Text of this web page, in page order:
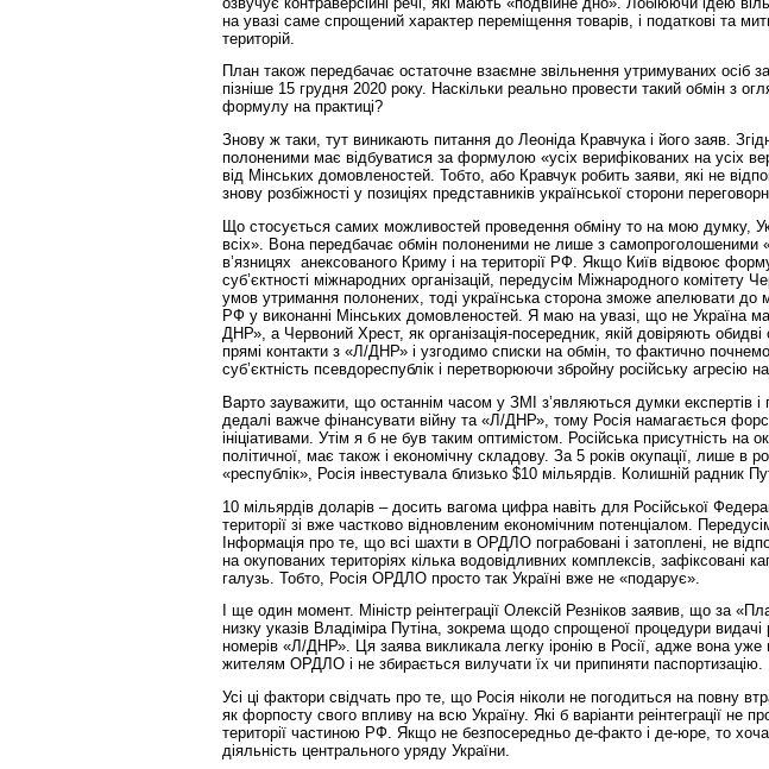
на увазі саме спрощений характер переміщення товарів, і податкові та
територій.
План також передбачає остаточне взаємне звільнення утримуваних осіб
пізніше 15 грудня 2020 року. Наскільки реально провести такий обмін з
формулу на практиці?
Знову ж таки, тут виникають питання до Леоніда Кравчука і його заяв.
полоненими має відбуватися за формулою «усіх верифікованих на усіх
від Мінських домовленостей. Тобто, або Кравчук робить заяви, які не
знову розбіжності у позиціях представників української сторони
Що стосується самих можливостей проведення обміну то на мою думку,
всіх». Вона передбачає обмін полоненими не лише з
в’язницях анексованого Криму і на території РФ. Якщо Київ відвоює
суб’єктності міжнародних організацій, передусім Міжнародного комітету
умов утримання полонених, тоді українська сторона зможе апелювати до
РФ у виконанні Мінських домовленостей. Я маю на увазі, що не Україна
ДНР», а Червоний Хрест, як організація-посередник, якій довіряють
прямі контакти з «Л/ДНР» і узгодимо списки на обмін, то фактично
суб’єктність псевдореспублік і перетворюючи збройну російську агресію
Варто зауважити, що останнім часом у ЗМІ з’являються думки експертів
дедалі важче фінансувати війну та «Л/ДНР», тому Росія намагається
ініціативами. Утім я б не був таким оптимістом. Російська присутність на
політичної, має також і економічну складову. За 5 років окупації, лише в
«республік», Росія інвестувала близько $10 мільярдів. Колишній радник
10 мільярдів доларів – досить вагома цифра навіть для Російської
території зі вже частково відновленим економічним потенціалом.
Інформація про те, що всі шахти в ОРДЛО пограбовані і затоплені, не
на окупованих територіях кілька водовідливних комплексів, зафіксовані
галузь. Тобто, Росія ОРДЛО просто так Україні вже не «подарує».
І ще один момент. Міністр реінтеграції Олексій Резніков заявив, що за
низку указів Владіміра Путіна, зокрема щодо спрощеної процедури видачі
номерів «Л/ДНР». Ця заява викликала легку іронію в Росії, адже вона уже
жителям ОРДЛО і не збирається вилучати їх чи припиняти паспортизацію.
Усі ці фактори свідчать про те, що Росія ніколи не погодиться на повну
як форпосту свого впливу на всю Україну. Які б варіанти реінтеграції не
території частиною РФ. Якщо не безпосередньо де-факто і де-юре, то хоча
діяльність центрального уряду України.